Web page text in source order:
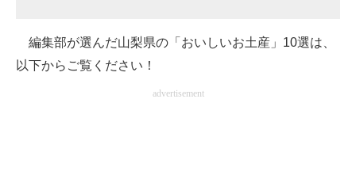
編集部が選んだ山梨県の「おいしいお土産」10選は、
以下からご覧ください！
advertisement